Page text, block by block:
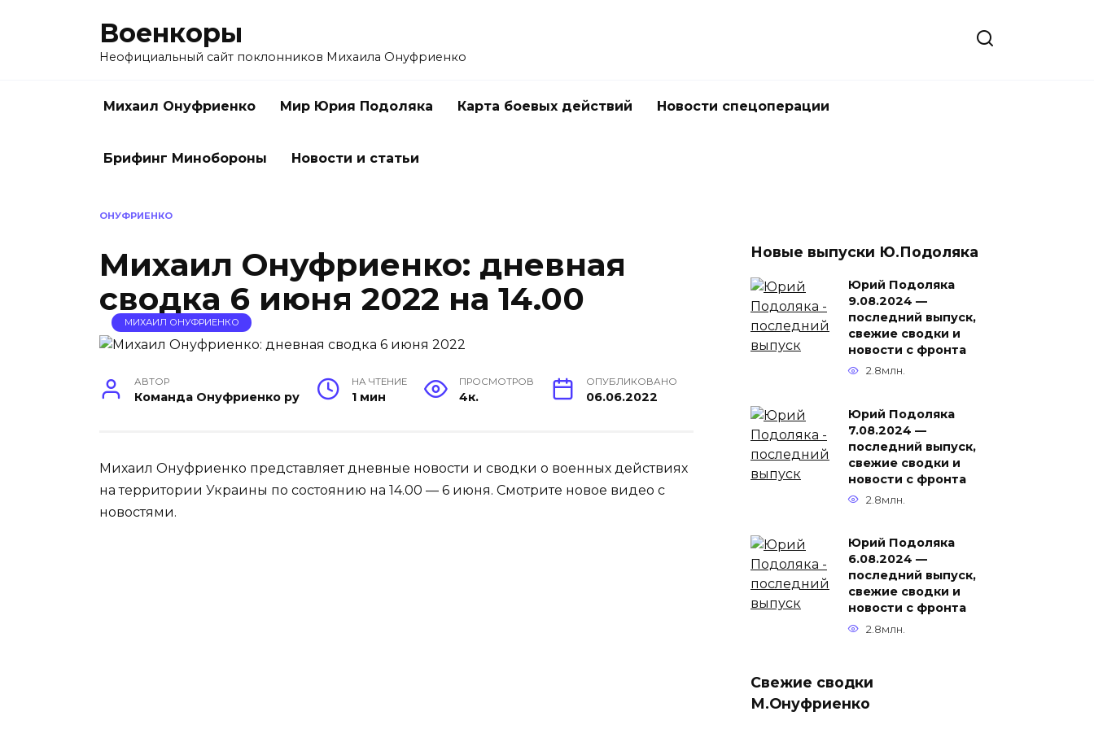
Военкоры
Неофициальный сайт поклонников Михаила Онуфриенко
Михаил Онуфриенко Мир Юрия Подоляка Карта боевых действий Новости спецоперации
Брифинг Минобороны Новости и статьи
ОНУФРИЕНКО
Михаил Онуфриенко: дневная
сводка 6 июня 2022 на 14.00
МИХАИЛ ОНУФРИЕНКО
АВТОР
Команда Онуфриенко ру
НА ЧТЕНИЕ
1 мин
ПРОСМОТРОВ
4к.
ОПУБЛИКОВАНО
06.06.2022
Михаил Онуфриенко представляет дневные новости и сводки о военных действиях
на территории Украины по состоянию на 14.00 — 6 июня. Смотрите новое видео с
новостями.
Новые выпуски Ю.Подоляка
Юрий Подоляка
9.08.2024 —
последний выпуск,
свежие сводки и
новости с фронта
2.8млн.
Юрий Подоляка
7.08.2024 —
последний выпуск,
свежие сводки и
новости с фронта
2.8млн.
Юрий Подоляка
6.08.2024 —
последний выпуск,
свежие сводки и
новости с фронта
2.8млн.
Свежие сводки
М.Онуфриенко